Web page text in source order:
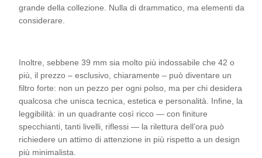
grande della collezione. Nulla di drammatico, ma elementi da
considerare.
Inoltre, sebbene 39 mm sia molto più indossabile che 42 o
più, il prezzo – esclusivo, chiaramente – può diventare un
filtro forte: non un pezzo per ogni polso, ma per chi desidera
qualcosa che unisca tecnica, estetica e personalità. Infine, la
leggibilità: in un quadrante così ricco — con finiture
specchianti, tanti livelli, riflessi — la rilettura dell’ora può
richiedere un attimo di attenzione in più rispetto a un design
più minimalista.